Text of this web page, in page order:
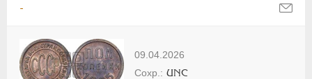
-
09.04.2026
UNC